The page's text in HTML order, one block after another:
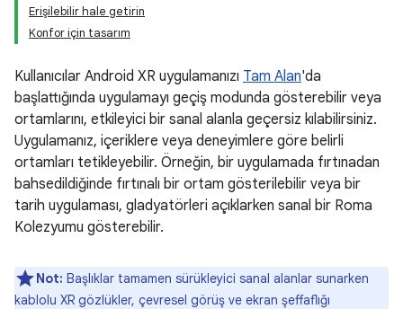
Erişilebilir hale getirin
Konfor için tasarım
Kullanıcılar Android XR uygulamanızı Tam Alan'da
başlattığında uygulamayı geçiş modunda gösterebilir veya
ortamlarını, etkileyici bir sanal alanla geçersiz kılabilirsiniz.
Uygulamanız, içeriklere veya deneyimlere göre belirli
ortamları tetikleyebilir. Örneğin, bir uygulamada fırtınadan
bahsedildiğinde fırtınalı bir ortam gösterilebilir veya bir
tarih uygulaması, gladyatörleri açıklarken sanal bir Roma
Kolezyumu gösterebilir.
Not: Başlıklar tamamen sürükleyici sanal alanlar sunarken
kablolu XR gözlükler, çevresel görüş ve ekran şeffaflığı